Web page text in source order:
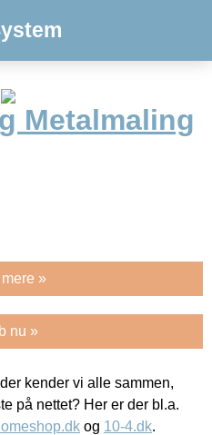
Metalmaling
»
nu »
kender vi alle sammen,
på nettet? Her er der bl.a.
og 10-4.dk.